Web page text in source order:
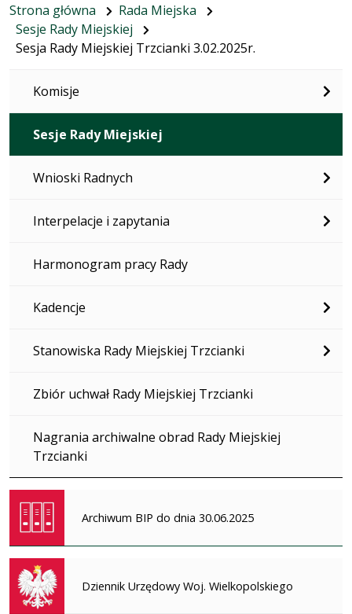
Strona główna
Rada Miejska
Sesje Rady Miejskiej
Sesja Rady Miejskiej Trzcianki 3.02.2025r.
Komisje
Sesje Rady Miejskiej
Wnioski Radnych
Interpelacje i zapytania
Harmonogram pracy Rady
Kadencje
Stanowiska Rady Miejskiej Trzcianki
Zbiór uchwał Rady Miejskiej Trzcianki
Nagrania archiwalne obrad Rady Miejskiej
Trzcianki
Archiwum BIP do dnia 30.06.2025
Dziennik Urzędowy Woj. Wielkopolskiego